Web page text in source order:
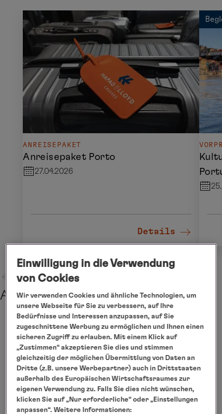
ANREISEPAKET
Anreisepaket Porto
27.04.2026
Details
Abreise
Einwilligung in die Verwendung
von Cookies
Wir verwenden Cookies und ähnliche Technologien, um
unsere Webseite für Sie zu verbessern, auf Ihre
Bedürfnisse und Interessen anzupassen, auf Sie
zugeschnittene Werbung zu ermöglichen und Ihnen einen
sicheren Zugriff zu erlauben. Mit einem Klick auf
„Zustimmen“ akzeptieren Sie dies und stimmen
gleichzeitig der möglichen Übermittlung von Daten an
Dritte (z.B. unsere Werbepartner) auch in Drittstaaten
außerhalb des Europäischen Wirtschaftsraumes zur
eigenen Verwendung zu. Falls Sie dies nicht wünschen,
klicken Sie auf „Nur erforderliche“ oder „Einstellungen
anpassen“. Weitere Informationen: